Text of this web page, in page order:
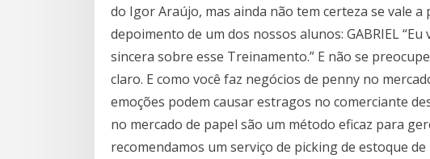
do Igor Araújo, mas ainda não tem certeza se vale
depoimento de um dos nossos alunos: GABRIEL
sincera sobre esse Treinamento.” E não se
claro. E como você faz negócios de penny no
emoções podem causar estragos no comerciante
no mercado de papel são um método eficaz para
recomendamos um serviço de picking de estoque